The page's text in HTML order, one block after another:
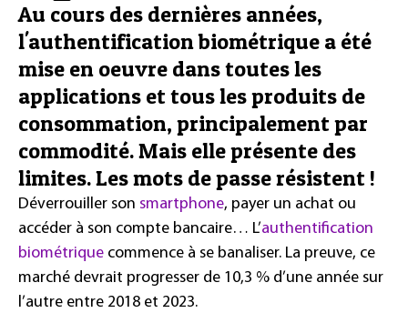
Au cours des dernières années,
l'authentification biométrique a été
mise en oeuvre dans toutes les
applications et tous les produits de
consommation, principalement par
commodité. Mais elle présente des
limites. Les mots de passe résistent !
Déverrouiller son smartphone, payer un achat ou
accéder à son compte bancaire… L’authentification
biométrique commence à se banaliser. La preuve, ce
marché devrait progresser de 10,3 % d’une année sur
l’autre entre 2018 et 2023.